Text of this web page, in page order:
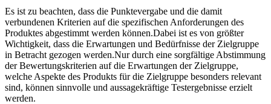
Es ist zu beachten, dass die Punktevergabe und die damit
verbundenen Kriterien auf die spezifischen Anforderungen des
Produktes abgestimmt werden können.Dabei ist es von größter
Wichtigkeit, dass die Erwartungen und Bedürfnisse der Zielgruppe
in Betracht gezogen werden.Nur durch eine sorgfältige Abstimmung
der Bewertungskriterien auf die Erwartungen der Zielgruppe,
welche Aspekte des Produkts für die Zielgruppe besonders relevant
sind, können sinnvolle und aussagekräftige Testergebnisse erzielt
werden.